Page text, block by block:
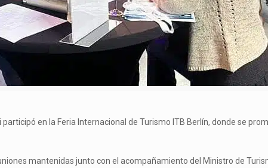
en la Feria Internacional de Turismo ITB Berlín, donde se
mantenidas junto con el acompañamiento del Ministro de